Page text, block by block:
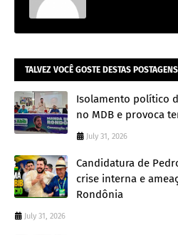
TALVEZ VOCÊ GOSTE DESTAS POSTAGENS
Isolamento político
no MDB e provoca
July 31, 2026
Candidatura de
crise interna e
Rondônia
July 31, 2026